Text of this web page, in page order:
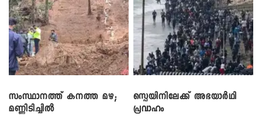
സംസ്ഥാനത്ത് കനത്ത മഴ;
മണ്ണിടിച്ചിൽ
സ്പെയിനിലേക്ക് അഭയാർഥി
പ്രവാഹം